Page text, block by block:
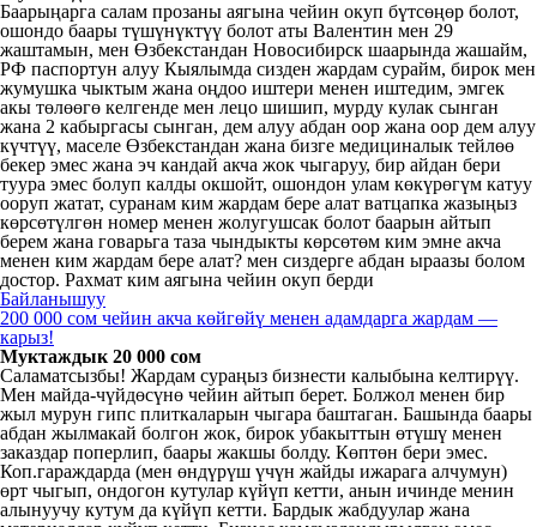
Баарыңарга салам прозаны аягына чейин окуп бүтсөңөр болот,
ошондо баары түшүнүктүү болот аты Валентин мен 29
жаштамын, мен Өзбекстандан Новосибирск шаарында жашайм,
РФ паспортун алуу Кыялымда сизден жардам сурайм, бирок мен
жумушка чыктым жана оңдоо иштери менен иштедим, эмгек
акы төлөөгө келгенде мен лецо шишип, мурду кулак сынган
жана 2 кабыргасы сынган, дем алуу абдан оор жана оор дем алуу
күчтүү, маселе Өзбекстандан жана бизге медициналык тейлөө
бекер эмес жана эч кандай акча жок чыгаруу, бир айдан бери
туура эмес болуп калды окшойт, ошондон улам көкүрөгүм катуу
ооруп жатат, суранам ким жардам бере алат ватцапка жазыңыз
көрсөтүлгөн номер менен жолугушсак болот баарын айтып
берем жана говарьга таза чындыкты көрсөтөм ким эмне акча
менен ким жардам бере алат? мен сиздерге абдан ыраазы болом
достор. Рахмат ким аягына чейин окуп берди
Байланышуу
200 000 сом чейин акча көйгөйү менен адамдарга жардам —
карыз!
Муктаждык 20 000 сом
Саламатсызбы! Жардам сураңыз бизнести калыбына келтирүү.
Мен майда-чүйдөсүнө чейин айтып берет. Болжол менен бир
жыл мурун гипс плиткаларын чыгара баштаган. Башында баары
абдан жылмакай болгон жок, бирок убакыттын өтүшү менен
заказдар поперлип, баары жакшы болду. Көптөн бери эмес.
Коп.гараждарда (мен өндүрүш үчүн жайды ижарага алчумун)
өрт чыгып, ондогон кутулар күйүп кетти, анын ичинде менин
алынуучу кутум да күйүп кетти. Бардык жабдуулар жана